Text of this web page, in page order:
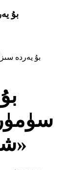
بۇ
بۇ يەردە
شەكىللىك لىنتېر»